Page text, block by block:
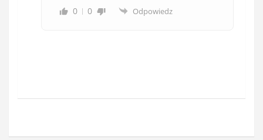
0
0 Odpowiedz